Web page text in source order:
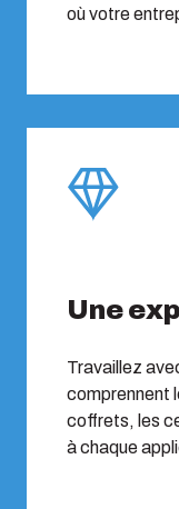
où votre
Une
Travaillez
comprennent
coffrets, les
à chaque